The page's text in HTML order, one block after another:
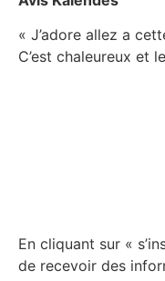
« J’adore allez a
C’est chaleureux et
En cliquant sur «
de recevoir des